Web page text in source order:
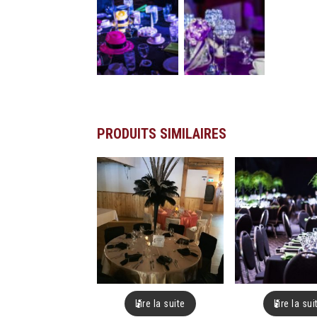
PRODUITS SIMILAIRES
Lire la suite Lire la